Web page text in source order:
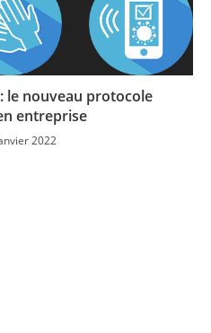
le nouveau protocole
entreprise
2022